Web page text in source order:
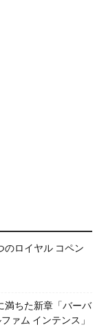
のロイヤル コペン
満ちた新章「バーバ
ァム インテンス」